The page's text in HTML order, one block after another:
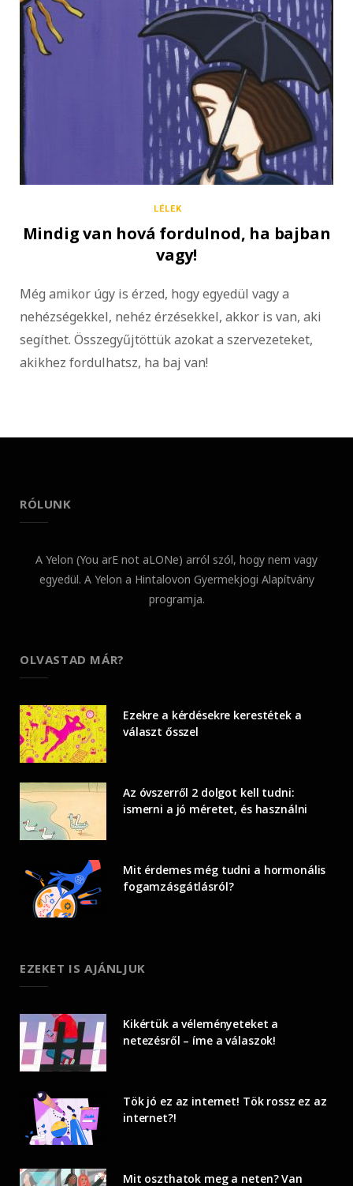
LÉLEK
Mindig van hová fordulnod, ha bajban
vagy!
Még amikor úgy is érzed, hogy egyedül vagy a
nehézségekkel, nehéz érzésekkel, akkor is van, aki
segíthet. Összegyűjtöttük azokat a szervezeteket,
akikhez fordulhatsz, ha baj van!
RÓLUNK
A Yelon (You arE not aLONe) arról szól, hogy nem vagy
egyedül. A Yelon a Hintalovon Gyermekjogi Alapítvány
programja.
OLVASTAD MÁR?
Ezekre a kérdésekre kerestétek a
választ ősszel
Az óvszerről 2 dolgot kell tudni:
ismerni a jó méretet, és használni
Mit érdemes még tudni a hormonális
fogamzásgátlásról?
EZEKET IS AJÁNLJUK
Kikértük a véleményeteket a
netezésről – íme a válaszok!
Tök jó ez az internet! Tök rossz ez az
internet?!
Mit oszthatok meg a neten? Van